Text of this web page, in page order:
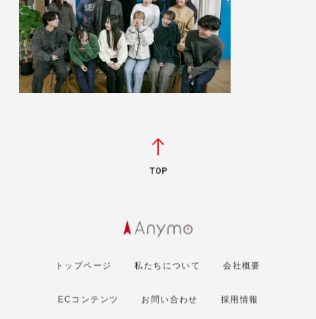
TOP
トップページ 私たちについて 会社概要
ECコンテンツ お問い合わせ 採用情報